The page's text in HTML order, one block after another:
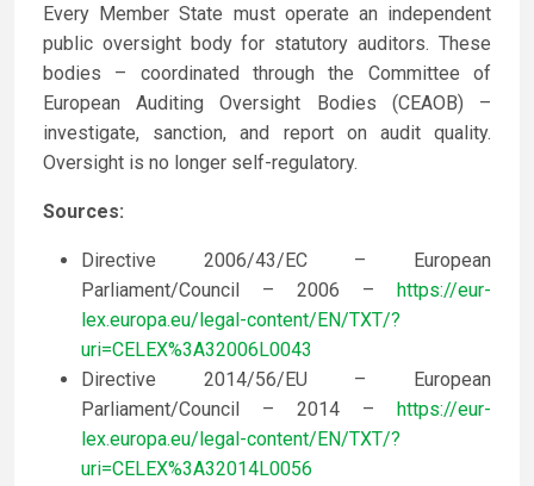
Every Member State must operate an independent
public oversight body for statutory auditors. These
bodies – coordinated through the Committee of
European Auditing Oversight Bodies (CEAOB) –
investigate, sanction, and report on audit quality.
Oversight is no longer self-regulatory.
Sources:
Directive 2006/43/EC – European
Parliament/Council – 2006 –
https://eur-
lex.europa.eu/legal-content/EN/TXT/?
uri=CELEX%3A32006L0043
Directive 2014/56/EU – European
Parliament/Council – 2014 –
https://eur-
lex.europa.eu/legal-content/EN/TXT/?
uri=CELEX%3A32014L0056